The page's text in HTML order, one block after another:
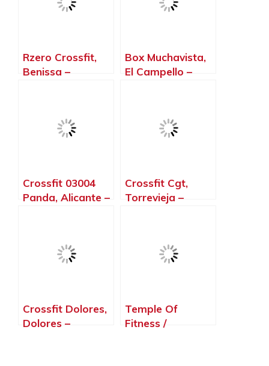
Rzero Crossfit,
Benissa –
Box Muchavista,
El Campello –
Crossfit 03004
Panda, Alicante –
Crossfit Cgt,
Torrevieja –
Crossfit Dolores,
Dolores –
Temple Of
Fitness /